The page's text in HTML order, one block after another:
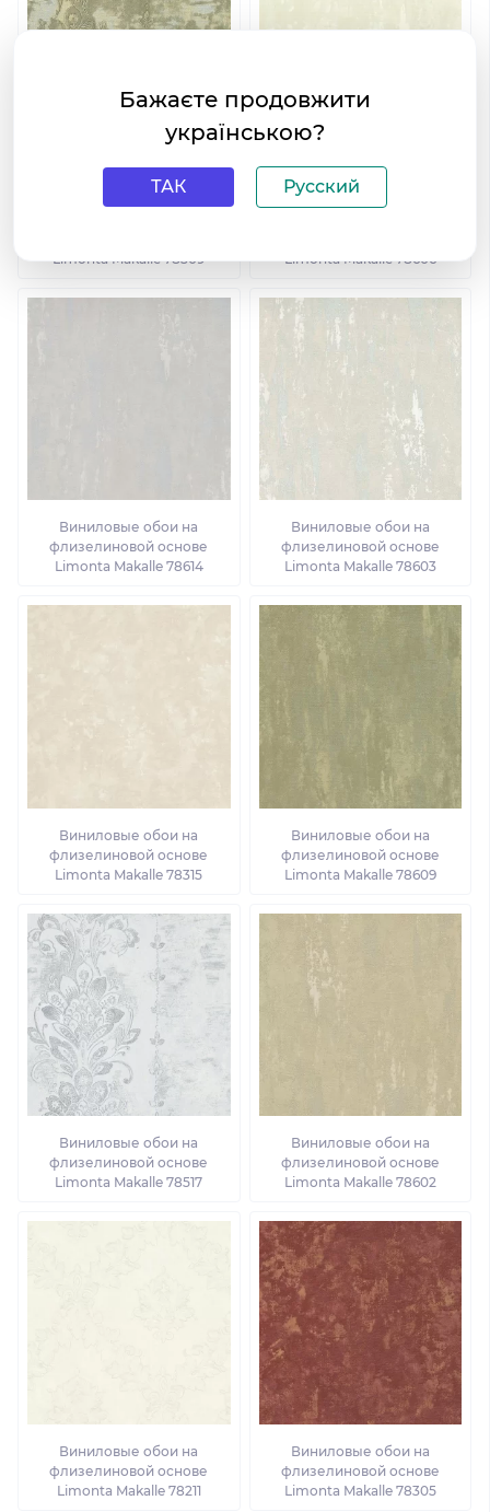
Limonta Makalle 78509
Limonta Makalle 78606
Виниловые обои на
флизелиновой основе
Limonta Makalle 78614
Виниловые обои на
флизелиновой основе
Limonta Makalle 78603
Виниловые обои на
флизелиновой основе
Limonta Makalle 78315
Виниловые обои на
флизелиновой основе
Limonta Makalle 78609
Виниловые обои на
флизелиновой основе
Limonta Makalle 78517
Виниловые обои на
флизелиновой основе
Limonta Makalle 78602
Виниловые обои на
флизелиновой основе
Limonta Makalle 78211
Виниловые обои на
флизелиновой основе
Limonta Makalle 78305
Бажаєте продовжити
українською?
ТАК Русский